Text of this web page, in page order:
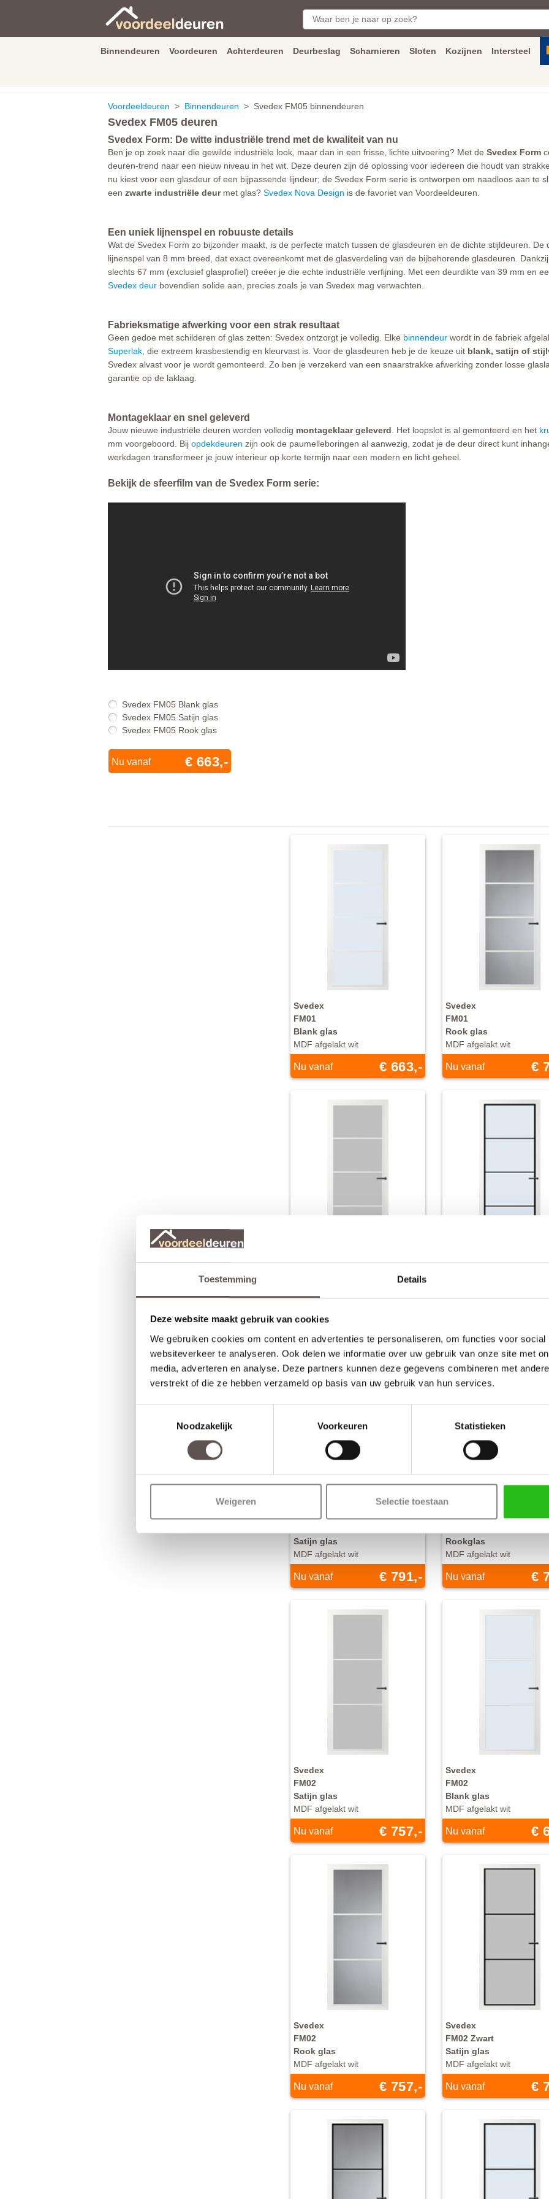
Toestemming Details
Deze website maakt gebruik van cookies
We gebruiken cookies om content en advertenties te personaliseren, om functies voor social
websiteverkeer te analyseren. Ook delen we informatie over uw gebruik van onze site met
media, adverteren en analyse. Deze partners kunnen deze gegevens combineren met
verstrekt of die ze hebben verzameld op basis van uw gebruik van hun services.
Noodzakelijk
Voorkeuren Statistieken
Weigeren Selectie toestaan
Binnendeuren Voordeuren Achterdeuren Deurbeslag Scharnieren Sloten Kozijnen Intersteel
Voordeeldeuren > Binnendeuren > Svedex FM05 binnendeuren
Svedex FM05 deuren
Svedex Form: De witte industriële trend met de kwaliteit van nu
Ben je op zoek naar die gewilde industriële look, maar dan in een frisse, lichte uitvoering? Met de Svedex Form
deuren-trend naar een nieuw niveau in het wit. Deze deuren zijn dé oplossing voor iedereen die houdt van
nu kiest voor een glasdeur of een bijpassende lijndeur; de Svedex Form serie is ontworpen om naadloos aan te
een zwarte industriële deurmet glas? Svedex Nova Design is de favoriet van Voordeeldeuren.
Een uniek lijnenspel en robuuste details
Wat de Svedex Form zo bijzonder maakt, is de perfecte match tussen de glasdeuren en de dichte stijldeuren.
lijnenspel van 8 mm breed, dat exact overeenkomt met de glasverdeling van de bijbehorende glasdeuren.
slechts 67 mm (exclusief glasprofiel) creëer je die echte industriële verfijning. Met een deurdikte van 39 mm en
Svedex deur bovendien solide aan, precies zoals je van Svedex mag verwachten.
Fabrieksmatige afwerking voor een strak resultaat
Geen gedoe met schilderen of glas zetten: Svedex ontzorgt je volledig. Elke binnendeur wordt in de fabriek
Superlak , die extreem krasbestendig en kleurvast is. Voor de glasdeuren heb je de keuze uit blank, satijn of
Svedex alvast voor je wordt gemonteerd. Zo ben je verzekerd van een snaarstrakke afwerking zonder losse
garantie op de laklaag.
Montageklaar en snel geleverd
Jouw nieuwe industriële deuren worden volledig montageklaar geleverd . Het loopslot is al gemonteerd en het
mm voorgeboord. Bij opdekdeuren zijn ook de paumelleboringen al aanwezig, zodat je de deur direct kunt
werkdagen transformeer je jouw interieur op korte termijn naar een modern en licht geheel.
Bekijk de sfeerfilm van de Svedex Form serie:
Svedex FM05 Blank glas
Svedex FM05 Satijn glas
Svedex FM05 Rook glas
Nu vanaf € 663,-
Svedex
FM01
Blank glas
MDF afgelakt wit
Nu vanaf € 663,-
Svedex
FM01
Rook glas
MDF afgelakt wit
Nu vanaf €
Svedex
MDF afgelakt wit
Nu vanaf
Svedex
MDF afgelakt wit
Svedex
Satijn glas
MDF afgelakt wit
Nu vanaf € 791,-
Rookglas
MDF afgelakt wit
Nu vanaf €
Svedex
FM02
Satijn glas
MDF afgelakt wit
Nu vanaf € 757,-
Svedex
FM02
Blank glas
MDF afgelakt wit
Nu vanaf €
Svedex
FM02
Rook glas
MDF afgelakt wit
Nu vanaf € 757,-
Svedex
FM02 Zwart
Satijn glas
MDF afgelakt wit
Nu vanaf €